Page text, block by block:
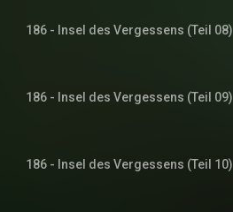
186 - Insel des Vergessens (Teil 08)
186 - Insel des Vergessens (Teil 09)
186 - Insel des Vergessens (Teil 10)